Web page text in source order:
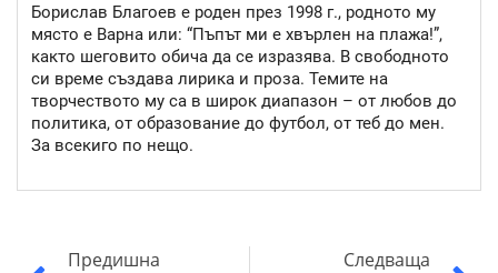
Борислав Благоев е роден през 1998 г., родното му
място е Варна или: “Пъпът ми е хвърлен на плажа!”,
както шеговито обича да се изразява. В свободното
си време създава лирика и проза. Темите на
творчеството му са в широк диапазон – от любов до
политика, от образование до футбол, от теб до мен.
За всекиго по нещо.
Предишна
Следваща